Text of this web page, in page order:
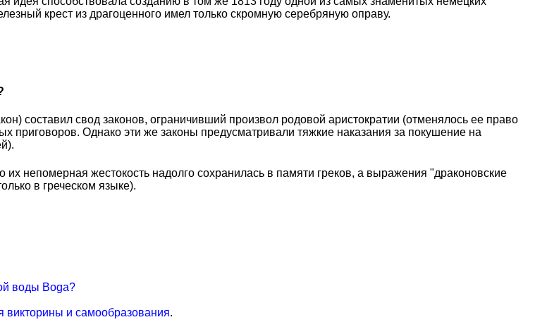
крест из драгоценного имел только скромную серебряную оправу.
составил свод законов, ограничивший произвол родовой аристократии (отменялось ее право
приговоров. Однако эти же законы предусматривали тяжкие наказания за покушение на
непомерная жестокость надолго сохранилась в памяти греков, а выражения "драконовские
в греческом языке).
воды Boga?
и самообразования.